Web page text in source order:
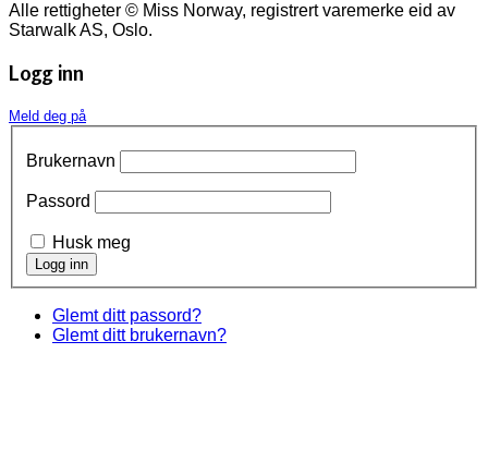
Alle rettigheter © Miss Norway, registrert varemerke eid av
Starwalk AS, Oslo.
Logg inn
Meld deg på
Brukernavn
Passord
Husk meg
Glemt ditt passord?
Glemt ditt brukernavn?